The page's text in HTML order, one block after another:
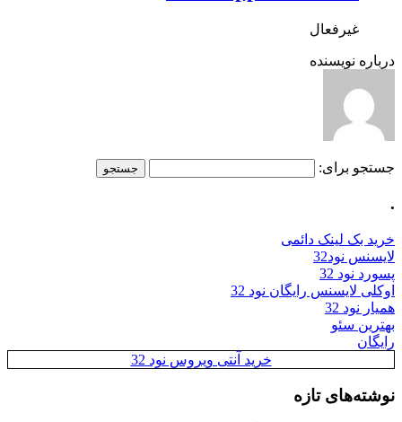
غیرفعال
درباره نویسنده
جستجو برای:
.
خرید بک لینک دائمی
لایسنس نود32
پسورد نود 32
اوکلی لایسنس رایگان نود 32
همیار نود 32
بهترین سئو
رایگان
خرید آنتی ویروس نود 32
نوشته‌های تازه